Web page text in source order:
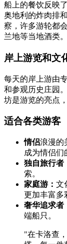
船上的餐饮反映
奥地利的炸肉排
察，许多游轮都
兰地等当地酒类。
岸上游览和文
每天的岸上游由
和参观历史庄园
坊是游览的亮点
适合各类游客
情侣浪漫的
成为情侣们
独自旅行者
索。
家庭游： 文
更加丰富多
奢华追求者
端船只。
"在卡洛查